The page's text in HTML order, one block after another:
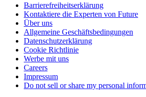
Barrierefreiheitserklärung
Kontaktiere die Experten von Future
Über uns
Allgemeine Geschäftsbedingungen
Datenschutzerklärung
Cookie Richtlinie
Werbe mit uns
Careers
Impressum
Do not sell or share my personal